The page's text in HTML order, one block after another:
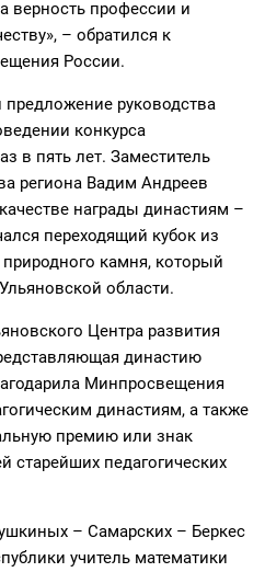
верность профессии и
– обратился к
России.
руководства
конкурса
в пять лет. Заместитель
региона Вадим Андреев
награды династиям –
переходящий кубок из
камня, который
области.
Центра развития
династию
Минпросвещения
династиям, а также
премию или знак
старейших педагогических
– Самарских – Беркес
учитель математики